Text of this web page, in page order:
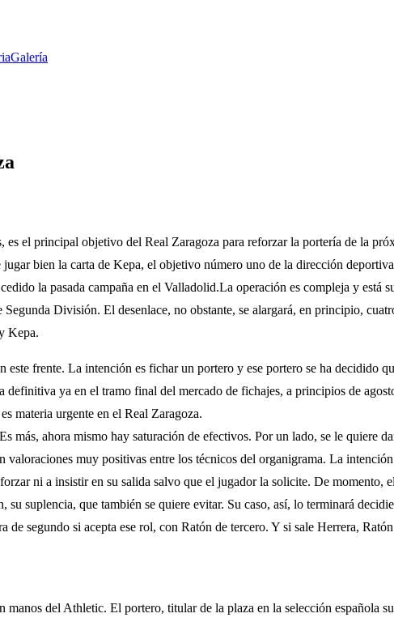
Galería
el principal objetivo del Real Zaragoza para reforzar la portería de la
bien la carta de Kepa, el objetivo número uno de la dirección
la pasada campaña en el Valladolid.La operación es compleja y está
División. El desenlace, no obstante, se alargará, en principio,
Kepa.
frente. La intención es fichar un portero y ese portero se ha decidido
definitiva ya en el tramo final del mercado de fichajes, a principios de
materia urgente en el Real Zaragoza.
más, ahora mismo hay saturación de efectivos. Por un lado, se le quiere
muy positivas entre los técnicos del organigrama. La
ni a insistir en su salida salvo que el jugador la solicite. De momento,
suplencia, que también se quiere evitar. Su caso, así, lo terminará
segundo si acepta ese rol, con Ratón de tercero. Y si sale Herrera,
del Athletic. El portero, titular de la plaza en la selección española